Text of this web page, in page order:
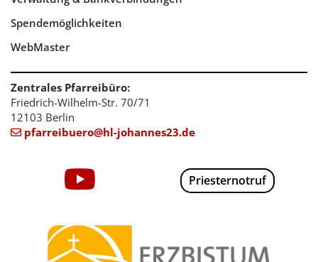
Spendemöglichkeiten
WebMaster
Zentrales Pfarreibüro:
Friedrich-Wilhelm-Str. 70/71
12103 Berlin
 pfarreibuero@hl-johannes23.de
Priesternotruf